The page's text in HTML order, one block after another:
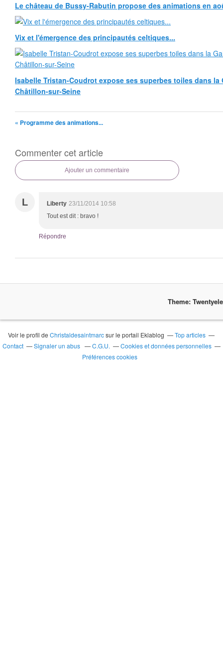
Le château de Bussy-Rabutin propose des animations en
Vix et l'émergence des principautés celtiques...
Isabelle Tristan-Coudrot expose ses superbes toiles dans la
Châtillon-sur-Seine
« Programme des animations...
Commenter cet article
Ajouter un commentaire
L Liberty 23/11/2014 10:58
Tout est dit : bravo !
Répondre
Theme:
Voir le profil deChristaldesaintmarcsur le portail Eklablog
Top articles
Contact
Signaler un abus C.G.U.
Cookies et données personnelles
Préférences cookies